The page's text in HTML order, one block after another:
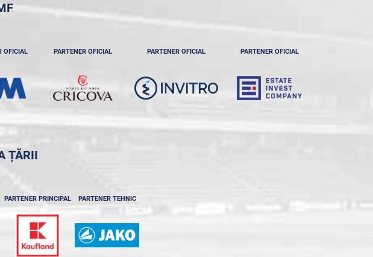
OFICIAL PARTENER OFICIAL PARTENER OFICIAL PARTENER OFICIAL
ȚĂRII
PARTENER PRINCIPAL PARTENER TEHNIC